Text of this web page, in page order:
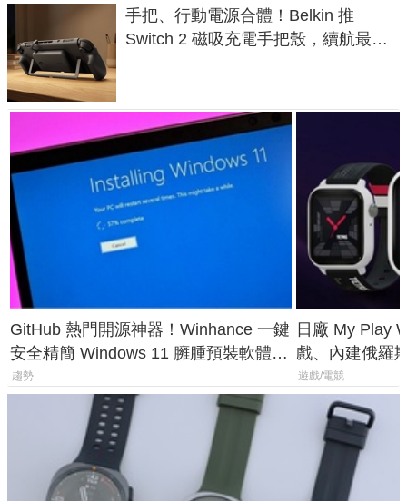
手把、行動電源合體！Belkin 推
Switch 2 磁吸充電手把殼，續航最高
GitHub 熱門開源神器！Winhance 一鍵
安全精簡 Windows 11 臃腫預裝軟體與
後台追蹤
趨勢
日廠 My Play
戲、內建俄羅
過竟然不能連
遊戲/電競